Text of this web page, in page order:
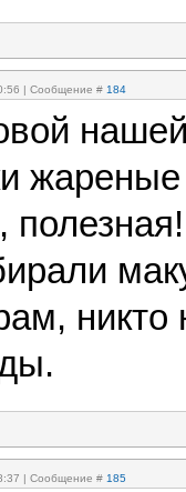
| Сообщение # 184
полезная!
| Сообщение # 185